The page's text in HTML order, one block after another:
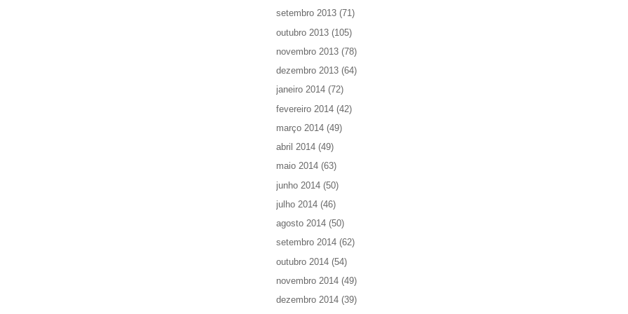
setembro 2013 (71)
outubro 2013 (105)
novembro 2013 (78)
dezembro 2013 (64)
janeiro 2014 (72)
fevereiro 2014 (42)
março 2014 (49)
abril 2014 (49)
maio 2014 (63)
junho 2014 (50)
julho 2014 (46)
agosto 2014 (50)
setembro 2014 (62)
outubro 2014 (54)
novembro 2014 (49)
dezembro 2014 (39)